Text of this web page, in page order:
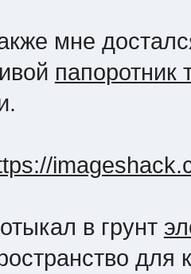
мне
папоротник
в грунт
для